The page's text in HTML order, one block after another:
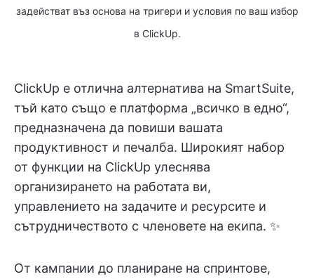
задействат въз основа на тригери и условия по ваш избор
в ClickUp.
ClickUp е отлична алтернатива на SmartSuite,
тъй като също е платформа „всичко в едно“,
предназначена да повиши вашата
продуктивност и печалба. Широкият набор
от функции на ClickUp улеснява
организирането на работата ви,
управлението на задачите и ресурсите и
сътрудничеството с членовете на екипа. ✨
От кампании до планиране на спринтове,